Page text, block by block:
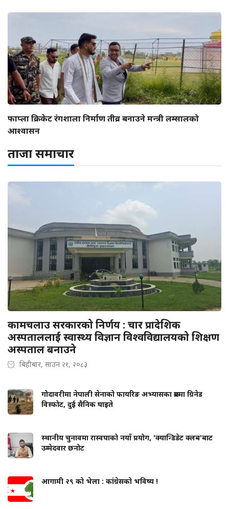
फाप्ला क्रिकेट रंगशाला निर्माण तीव्र बनाउने मन्त्री लम्सालको
आश्वासन
ताजा समाचार
कामचलाउ सरकारको निर्णय : चार प्रादेशिक
अस्पताललाई स्वास्थ्य विज्ञान विश्वविद्यालयको शिक्षण
अस्पताल बनाउने
बिहीबार, साउन २१, २०८३
गोदावरीमा नेपाली सेनाको फायरिङ अभ्यासका क्रममा ग्रिनेड
विस्फोट, दुई सैनिक घाइते
स्थानीय चुनावमा रास्वपाको नयाँ प्रयोग, 'क्यान्डिडेट क्लब'बाट
उम्मेदवार छनोट
आगामी २९ को भेला : कांग्रेसको भविष्य !